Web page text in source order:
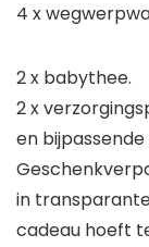
4 x
2 x babythee.
2 x
en
in
cadeau hoeft